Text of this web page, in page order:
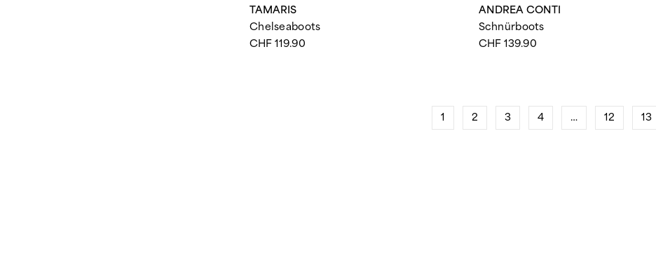
TAMARIS
Chelseaboots
CHF 119.90
ANDREA CONTI
Schnürboots
CHF 139.90
1 2 3 4 … 12 13